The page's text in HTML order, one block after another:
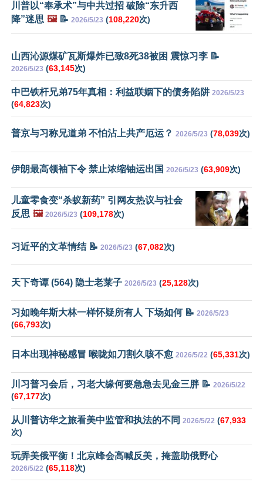
川普以“奉承术”与中共过招 破除“东升西
降”迷思 🖼️📝 2026/5/23 (108,220次)
山西沁源煤矿瓦斯爆炸已致8死38被困 震惊习李 📝
2026/5/23 (63,145次)
中巴铁杆兄弟75年真相：利益联姻下的债务陷阱 2026/5/23
(64,823次)
普京与习称兄道弟 不怕沾上共产厄运？ 2026/5/23 (78,039次)
伊朗最高领袖下令 禁止浓缩铀运出国 2026/5/23 (63,909次)
儿童零食变“杀蚁新药” 引网友热议与社会
反思 🖼️ 2026/5/23 (109,178次)
习近平的文革情结 📝 2026/5/23 (67,082次)
天下奇谭 (564) 隐士老莱子 2026/5/23 (25,128次)
习如晚年斯大林一样怀疑所有人 下场如何 📝 2026/5/23
(66,793次)
日本出现神秘感冒 喉咙如刀割久咳不愈 2026/5/22 (65,331次)
川习普习会后，习老大缘何要急急去见金三胖 📝 2026/5/22
(67,177次)
从川普访华之旅看美中监管和执法的不同 2026/5/22 (67,933
次)
玩弄美俄平衡！北京峰会高喊反美，掩盖助俄野心
2026/5/22 (65,118次)